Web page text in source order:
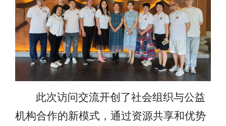
此次访问交流开创了社会组织与公益
机构合作的新模式，通过资源共享和优势